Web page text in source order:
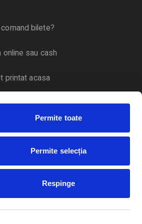
Permite toate
Permite selecția
Respinge
comand bilete?
online sau cash
printat acasa
prin curier
bilete